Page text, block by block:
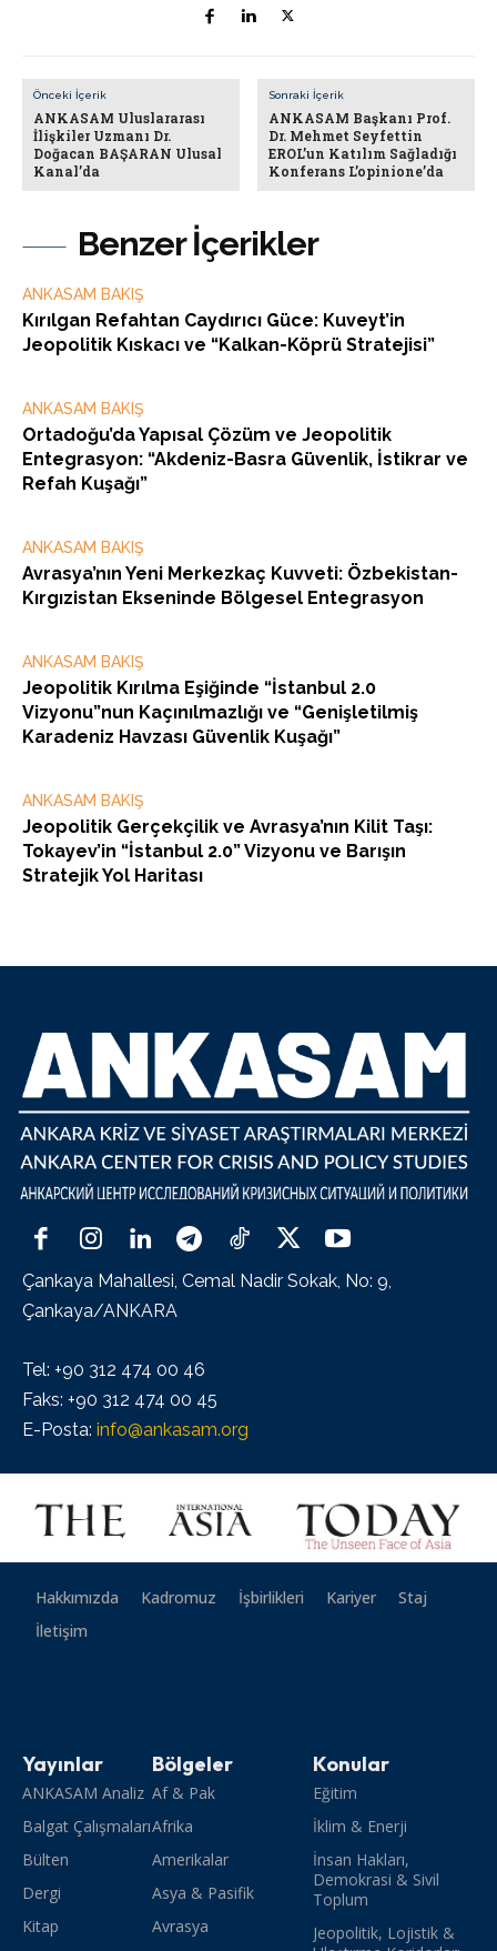
Benzer İçerikler
ANKASAM BAKIŞ
Kırılgan Refahtan Caydırıcı Güce: Kuveyt’in
Jeopolitik Kıskacı ve “Kalkan-Köprü Stratejisi”
ANKASAM BAKIŞ
Ortadoğu’da Yapısal Çözüm ve Jeopolitik
Entegrasyon: “Akdeniz-Basra Güvenlik, İstikrar ve
Refah Kuşağı”
ANKASAM BAKIŞ
Avrasya’nın Yeni Merkezkaç Kuvveti: Özbekistan-
Kırgızistan Ekseninde Bölgesel Entegrasyon
ANKASAM BAKIŞ
Jeopolitik Kırılma Eşiğinde “İstanbul 2.0
Vizyonu”nun Kaçınılmazlığı ve “Genişletilmiş
Karadeniz Havzası Güvenlik Kuşağı”
ANKASAM BAKIŞ
Jeopolitik Gerçekçilik ve Avrasya’nın Kilit Taşı:
Tokayev’in “İstanbul 2.0” Vizyonu ve Barışın
Stratejik Yol Haritası
Önceki İçerik
ANKASAM Uluslararası
İlişkiler Uzmanı Dr.
Doğacan BAŞARAN Ulusal
Kanal’da
Sonraki İçerik
ANKASAM Başkanı Prof.
Dr. Mehmet Seyfettin
EROL’un Katılım Sağladığı
Konferans L’opinione’da
Çankaya Mahallesi, Cemal Nadir Sokak, No: 9,
Çankaya/ANKARA
Tel: +90 312 474 00 46
Faks: +90 312 474 00 45
E-Posta: info@ankasam.org
Hakkımızda Kadromuz İşbirlikleri Kariyer
Staj
İletişim
Yayınlar
ANKASAM Analiz
Balgat Çalışmaları
Bülten
Dergi
Kitap
Bölgeler
Af & Pak
Afrika
Amerikalar
Asya & Pasifik
Avrasya
Konular
Eğitim
İklim & Enerji
İnsan Hakları,
Demokrasi & Sivil
Toplum
Jeopolitik, Lojistik &